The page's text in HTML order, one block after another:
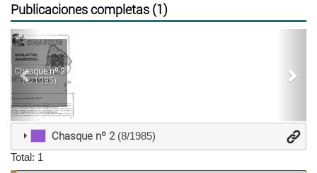
Publicaciones completas (1)
Chasque nº 2
(8/1985)
Anterior
Chasque nº 2(8/1985)
Total: 1